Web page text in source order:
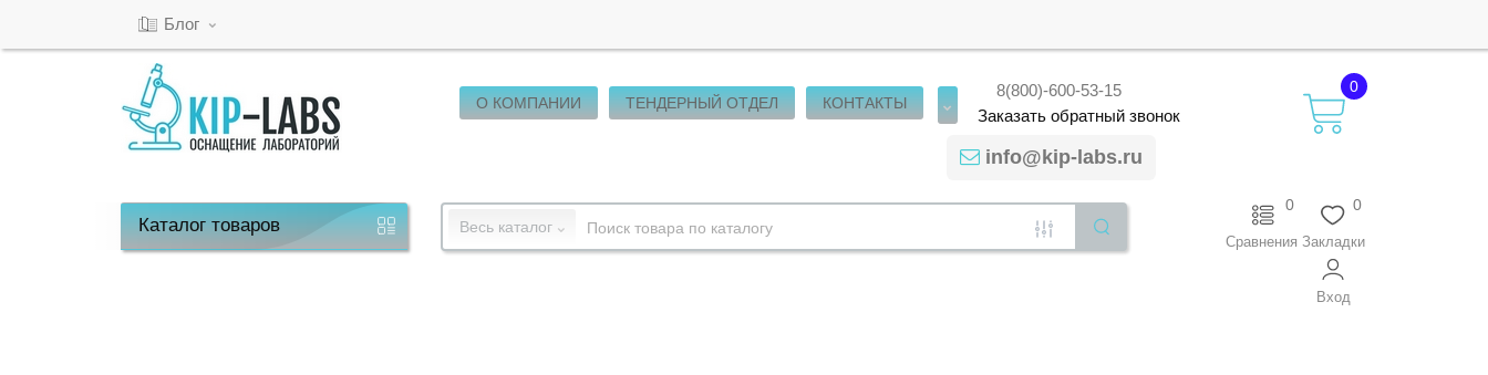
Блог
О КОМПАНИИ ТЕНДЕРНЫЙ ОТДЕЛ КОНТАКТЫ
8(800)-600-53-15
Заказатьобратныйзвонок
info@kip-labs.ru
0
Каталогтоваров Весь каталог
0
Закладки
0
Сравнения
Вход